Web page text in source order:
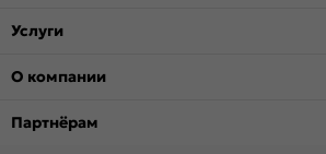
Услуги
О компании
Партнёрам